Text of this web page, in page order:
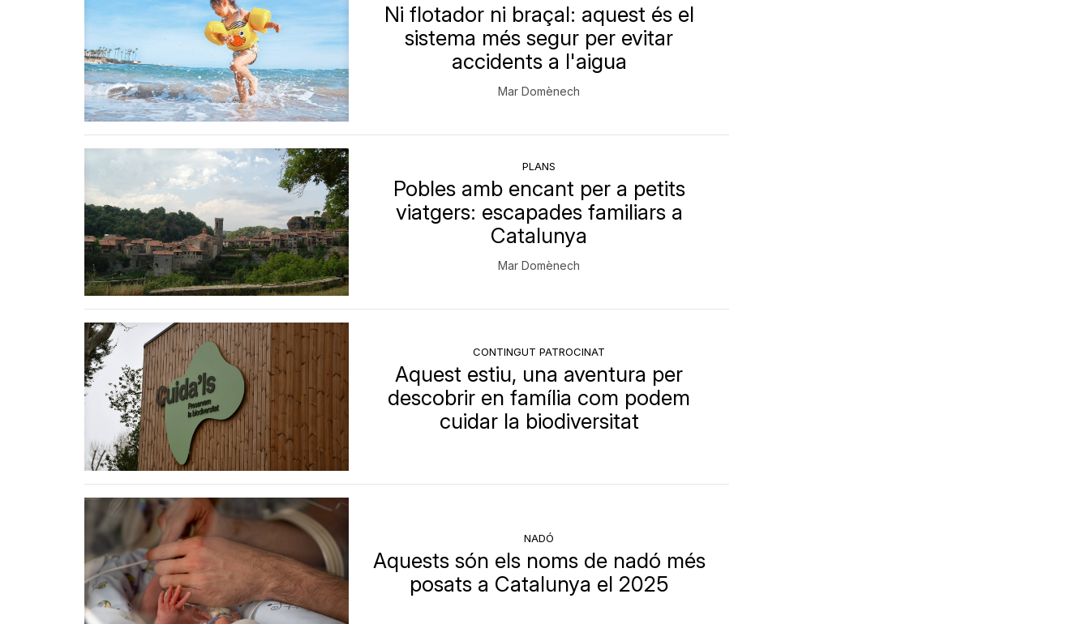
Ni flotador ni braçal: aquest és el
sistema més segur per evitar
accidents a l'aigua
Mar Domènech
PLANS
Pobles amb encant per a petits
viatgers: escapades familiars a
Catalunya
Mar Domènech
CONTINGUT PATROCINAT
Aquest estiu, una aventura per
descobrir en família com podem
cuidar la biodiversitat
NADÓ
Aquests són els noms de nadó més
posats a Catalunya el 2025